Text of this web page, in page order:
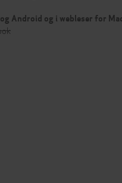
Android og i webleser for